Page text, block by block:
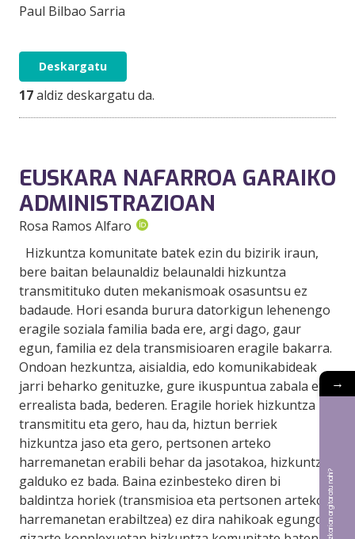
Paul Bilbao Sarria
Deskargatu
17aldiz deskargatu da.
EUSKARA NAFARROA GARAIKO
ADMINISTRAZIOAN
Rosa Ramos Alfaro
Hizkuntza komunitate batek ezin du bizirik iraun,
bere baitan belaunaldiz belaunaldi hizkuntza
transmitituko duten mekanismoak osasuntsu ez
badaude. Hori esanda burura datorkigun lehenengo
eragile soziala familia bada ere, argi dago, gaur
egun, familia ez dela transmisioaren eragile bakarra.
Ondoan hezkuntza, aisialdia, edo komunikabideak
jarri beharko genituzke, gure ikuspuntua zabala eta
errealista bada, bederen. Eragile horiek hizkuntza
transmititu eta gero, hau da, hiztun berriek
hizkuntza jaso eta gero, pertsonen arteko
harremanetan erabili behar da jasotakoa, hizkuntza
galduko ez bada. Baina ezinbesteko diren bi
baldintza horiek (transmisioa eta pertsonen arteko
harremanetan erabiltzea) ez dira nahikoak egungo
→
Bat aldizkarian argitaratu nahi?